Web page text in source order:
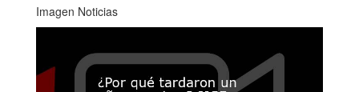
Imagen Noticias